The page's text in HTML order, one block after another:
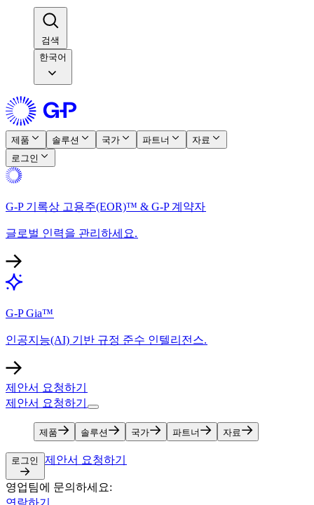
검색​​
한국어
제품​​ 솔루션​​ 국가​​ 파트너​​
자료​​
로그인​​
G-P 기록상 고용주(EOR)™ & G-P 계약자​​
글로벌 인력을 관리하세요.​​
G-P Gia™​​
인공지능(AI) 기반 규정 준수 인텔리전스.​​
제안서 요청하기​​
제안서 요청하기​​
제품​​ 솔루션​​ 국가​​ 파트너​​ 자료​​
로그인​​ 제안서 요청하기​​
영업팀에 문의하세요:​​
연락하기​​